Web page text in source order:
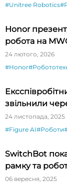
#Unitree Robotics
Honor
робота на
24 лютого, 2026
#Honor
звільнили
роботів —
24 листопада, 2025
#Figure AI#Роботи
SwitchBot
рамку та
06 вересня, 2025